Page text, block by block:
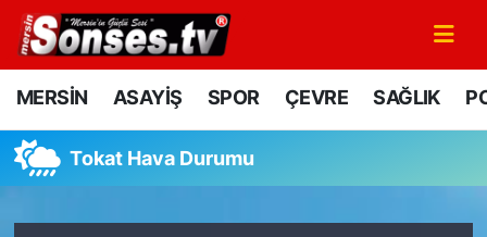
MERSİN ASAYİŞ SPOR ÇEVRE SAĞLIK
Tokat Hava Durumu
MERSİN
Mersin Nöbetçi Eczaneler